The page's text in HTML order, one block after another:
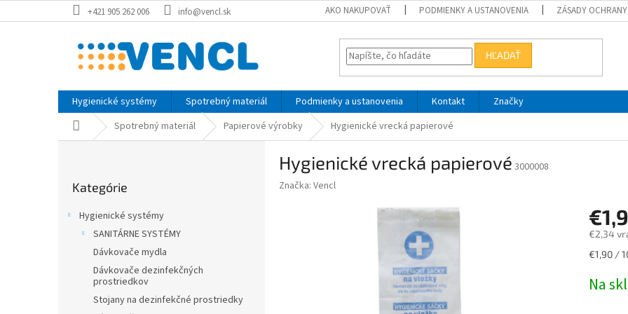
na
+421 905 262 006 info@vencl.sk AKO NAKUPOVAŤ PODMIENKY A USTANOVENIA ZÁSADY
HĽADAŤ
Hygienické systémy Spotrebný materiál Podmienky a ustanovenia Kontakt
Značky
DomovSpotrebný materiál Papierové výrobky Hygienické vrecká papierové
kategórie
Kategórie
Hygienické systémy
SANITÁRNE SYSTÉMY
Dávkovače mydla
Dávkovače dezinfekčných
prostriedkov
Stojany na dezinfekčné prostriedky
Hygienické vrecká papierové 3000008
Značka: Vencl
€2,34
€1,90 /
Na